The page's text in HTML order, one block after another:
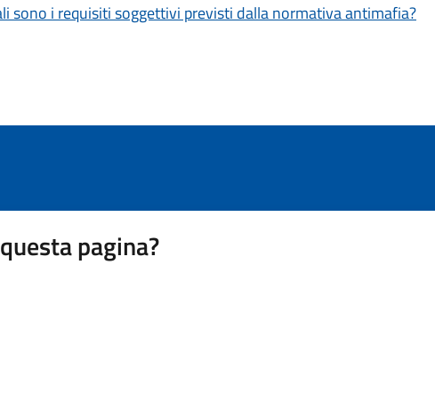
sono i requisiti soggettivi previsti dalla normativa antimafia?
pagina?